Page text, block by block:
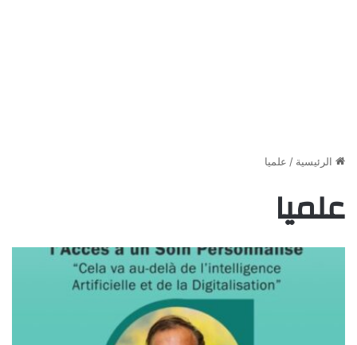
الرئيسية / علميا
علميا